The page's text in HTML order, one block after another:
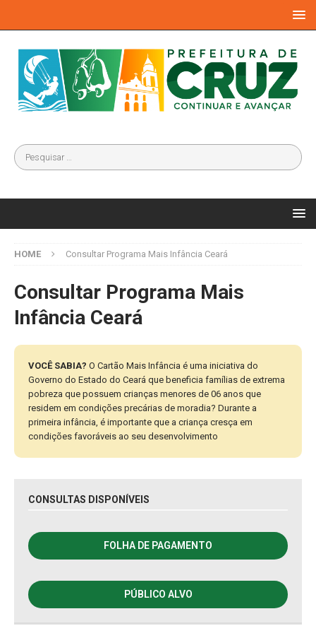
HOME Consultar Programa Mais Infância Ceará
Consultar Programa Mais
Infância Ceará
VOCÊ SABIA? O Cartão Mais Infância é uma iniciativa do
Governo do Estado do Ceará que beneficia famílias de extrema
pobreza que possuem crianças menores de 06 anos que
residem em condições precárias de moradia? Durante a
primeira infância, é importante que a criança cresça em
condições favoráveis ao seu desenvolvimento
CONSULTAS DISPONÍVEIS
FOLHA DE PAGAMENTO
PÚBLICO ALVO